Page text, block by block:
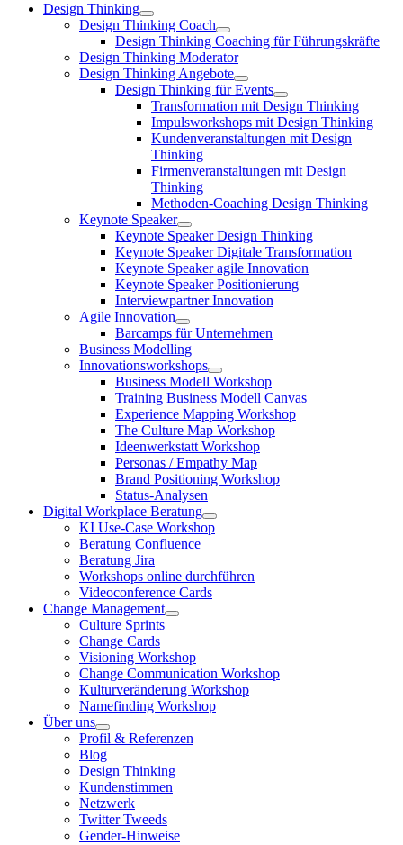
Design Thinking
Design Thinking Coach
Design Thinking Coaching für Führungskräfte
Design Thinking Moderator
Design Thinking Angebote
Design Thinking für Events
Transformation mit Design Thinking
Impulsworkshops mit Design Thinking
Kundenveranstaltungen mit Design
Thinking
Firmenveranstaltungen mit Design
Thinking
Methoden-Coaching Design Thinking
Keynote Speaker
Keynote Speaker Design Thinking
Keynote Speaker Digitale Transformation
Keynote Speaker agile Innovation
Keynote Speaker Positionierung
Interviewpartner Innovation
Agile Innovation
Barcamps für Unternehmen
Business Modelling
Innovationsworkshops
Business Modell Workshop
Training Business Modell Canvas
Experience Mapping Workshop
The Culture Map Workshop
Ideenwerkstatt Workshop
Personas / Empathy Map
Brand Positioning Workshop
Status-Analysen
Digital Workplace Beratung
KI Use-Case Workshop
Beratung Confluence
Beratung Jira
Workshops online durchführen
Videoconference Cards
Change Management
Culture Sprints
Change Cards
Visioning Workshop
Change Communication Workshop
Kulturveränderung Workshop
Namefinding Workshop
Über uns
Profil & Referenzen
Blog
Design Thinking
Kundenstimmen
Netzwerk
Twitter Tweeds
Gender-Hinweise